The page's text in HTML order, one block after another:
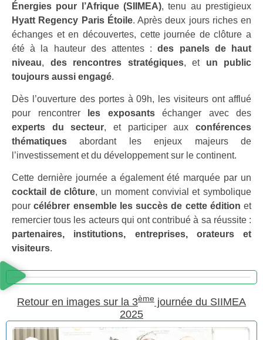
Énergies pour l’Afrique (SIIMEA), tenu au prestigieux
Hyatt Regency Paris Étoile. Après deux jours riches en
échanges et en découvertes, cette journée de clôture a
été à la hauteur des attentes :des panels de haut
niveau, des rencontres stratégiques, et un public
toujours aussi engagé.
Dès l’ouverture des portes à 09h, les visiteurs ont afflué
pour rencontrer
les exposantséchanger avec des
experts du secteur, et participer auxconférences
thématiques abordant les enjeux majeurs de
l’investissement et du développement sur le continent.
Cette dernière journée a également été marquée par un
cocktail de clôture, un moment convivial et symbolique
pourcélébrer ensemble les succès de cette édition et
remercier tous les acteurs qui ont contribué à sa réussite :
partenaires, institutions, entreprises, orateurs et
visiteurs.
Retour en images sur la 3ème journée du SIIMEA
2025